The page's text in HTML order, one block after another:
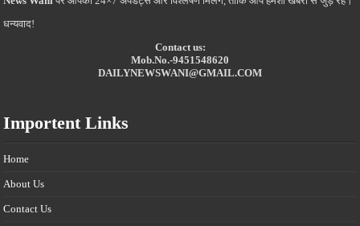
धन्यवाद!
Contact us:
Mob.No.-9451548620
DAILYNEWSWANI@GMAIL.COM
Importent Links
Home
About Us
Contact Us